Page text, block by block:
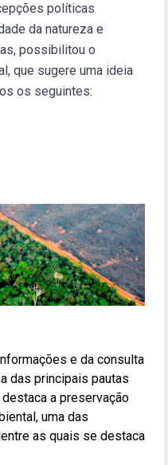
políticas
da natureza e
possibilitou o
que sugere uma ideia
os seguintes:
e da consulta
das principais pautas
a preservação
uma das
as quais se destaca